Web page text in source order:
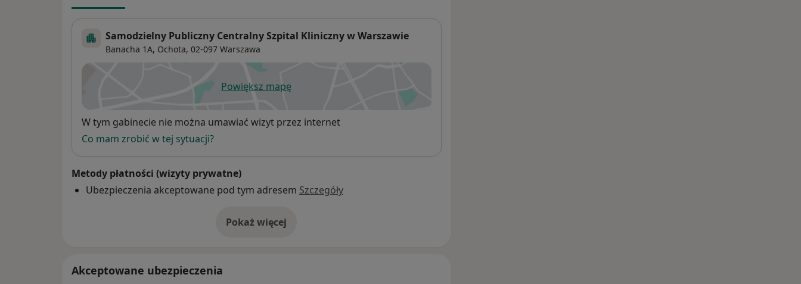
Samodzielny Publiczny Centralny Szpital Kliniczny w Warszawie
Banacha 1A, Ochota, 02-097 Warszawa
Powiększ mapęotwiera się w nowej karcie
Dostępność
W tym gabinecie nie można umawiać wizyt przez internet
Co mam zrobić w tej sytuacji?
Metody płatności (wizyty prywatne)
Ubezpieczenia akceptowane pod tym adresem Szczegóły
Pokaż więcej
o adresie
Akceptowane ubezpieczenia